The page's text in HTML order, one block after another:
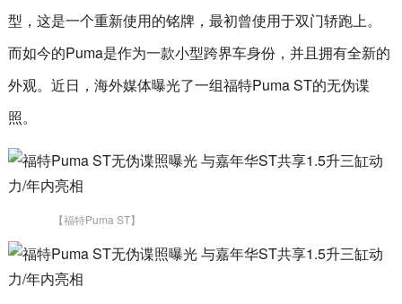
型，这是一个重新使用的铭牌，最初曾使用于双门轿跑上。
而如今的Puma是作为一款小型跨界车身份，并且拥有全新的
外观。近日，海外媒体曝光了一组福特Puma ST的无伪谍
照。
【福特Puma ST】